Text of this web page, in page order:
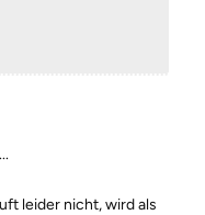
leider nicht, wird als